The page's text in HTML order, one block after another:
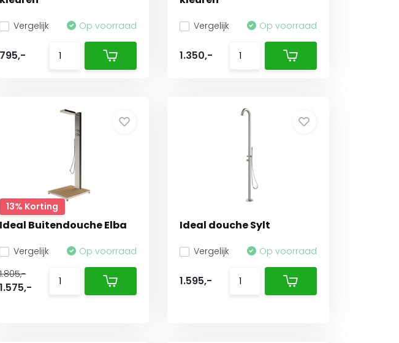
Vergelijk Op voorraad
795,-
Vergelijk Op voorraad
1.350,-
13% Korting
Ideal Buitendouche Elba
Vergelijk
Op voorraad
1.805,-
1.575,-
Ideal douche Sylt
Vergelijk Op voorraad
1.595,-